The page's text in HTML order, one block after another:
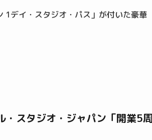
1デイ・スタジオ・パス」が付いた豪華
・スタジオ・ジャパン「開業5